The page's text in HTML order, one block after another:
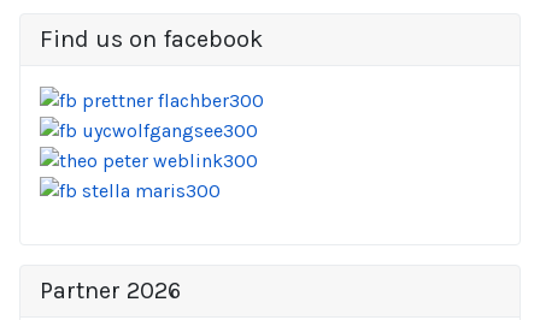
Find us on facebook
Partner 2026